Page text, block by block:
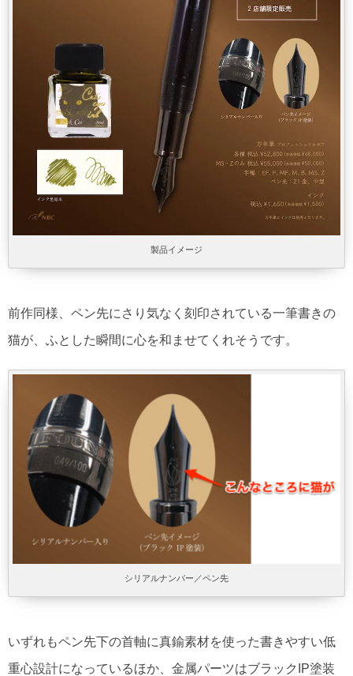
製品イメージ
前作同様、ペン先にさり気なく刻印されている一筆書きの
猫が、ふとした瞬間に心を和ませてくれそうです。
シリアルナンバー／ペン先
いずれもペン先下の首軸に真鍮素材を使った書きやすい低
重心設計になっているほか、金属パーツはブラックIP塗装